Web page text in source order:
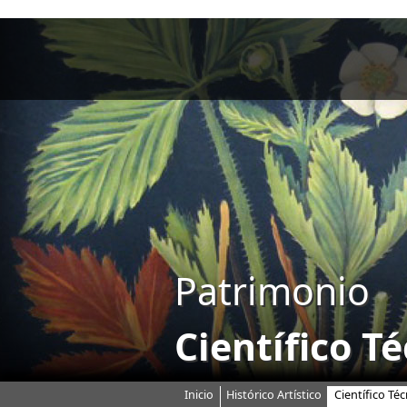
Patrimonio
Científico
Inicio Histórico Artístico Científico